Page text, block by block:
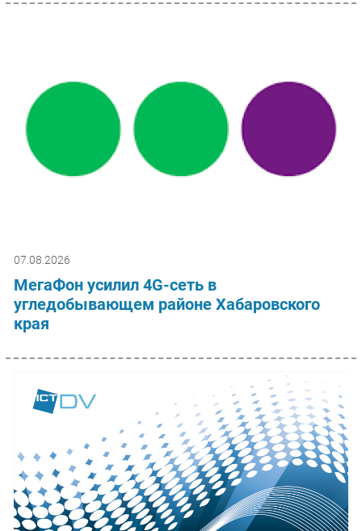
07.08.2026
МегаФон усилил 4G-сеть в
угледобывающем районе Хабаровского
края